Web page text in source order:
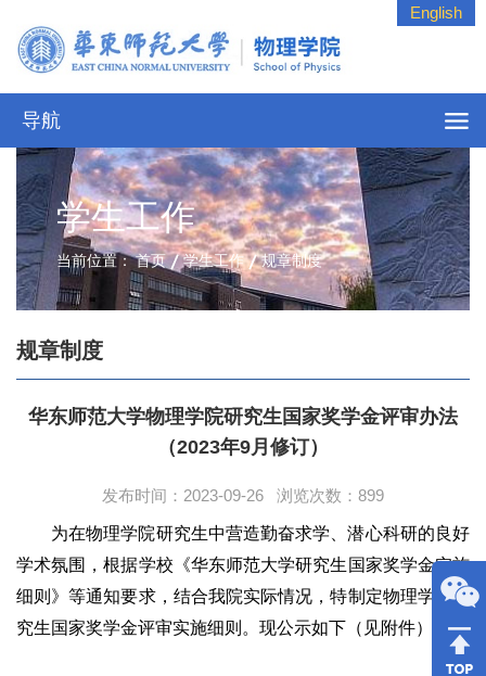
English
导航
学生工作
当前位置：首页 学生工作 规章制度
规章制度
华东师范大学物理学院研究生国家奖学金评审办法
（2023年9月修订）
发布时间：2023-09-26 浏览次数： 899
为在物理学院研究生中营造勤奋求学、潜心科研的良好
学术氛围，根据学校《华东师范大学研究生国家奖学金实施
细则》等通知要求，结合我院实际情况，特制定物理学院研
究生国家奖学金评审实施细则。现公示如下（见附件）：